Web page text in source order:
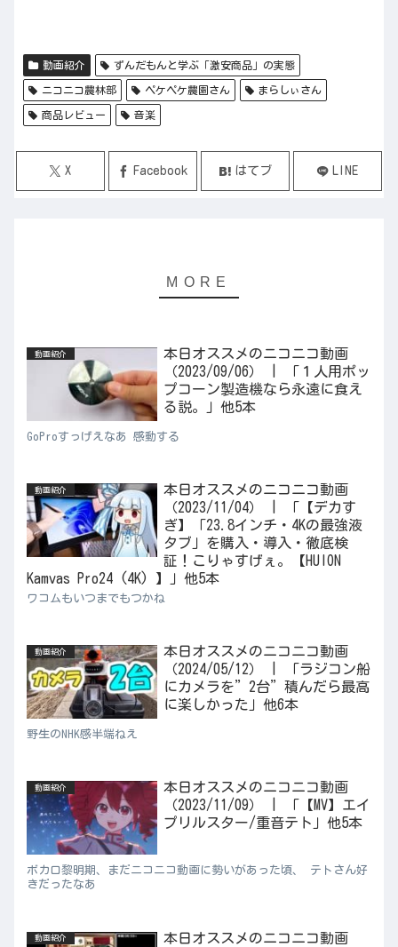
動画紹介 ずんだもんと学ぶ「激安商品」の実態
ニコニコ農林部 ペケペケ農園さん まらしぃさん
商品レビュー 音楽
X Facebook はてブ LINE
動画紹介
本日オススメのニコニコ動画
（2023/09/06） | 「１人用ポッ
プコーン製造機なら永遠に食え
る説。」他5本
GoProすっげえなあ 感動する
動画紹介
本日オススメのニコニコ動画
（2023/11/04） | 「【デカす
ぎ】「23.8インチ・4Kの最強液
タブ」を購入・導入・徹底検
証！こりゃすげぇ。【HUION
Kamvas Pro24 (4K) 】」他5本
ワコムもいつまでもつかね
動画紹介
本日オススメのニコニコ動画
（2024/05/12） | 「ラジコン船
にカメラを”2台”積んだら最高
に楽しかった」他6本
野生のNHK感半端ねえ
動画紹介
本日オススメのニコニコ動画
（2023/11/09） | 「【MV】エイ
プリルスター/重音テト」他5本
ボカロ黎明期、まだニコニコ動画に勢いがあった頃、 テトさん好
きだったなあ
動画紹介
本日オススメのニコニコ動画